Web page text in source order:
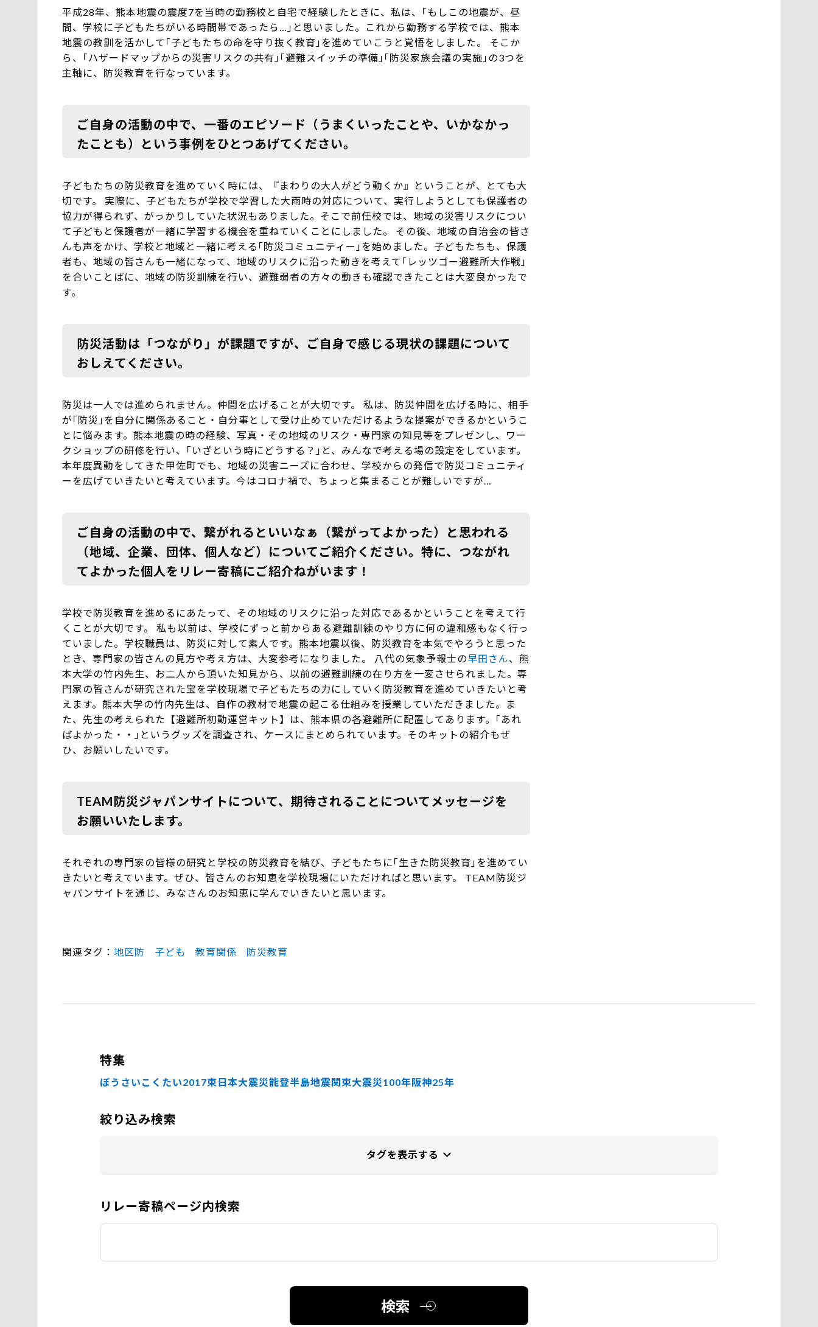
平成28年、熊本地震の震度7を当時の勤務校と自宅で経験したときに、私は、｢もしこの地震が、昼
間、学校に子どもたちがいる時間帯であったら…｣と思いました。これから勤務する学校では、熊本
地震の教訓を活かして｢子どもたちの命を守り抜く教育｣を進めていこうと覚悟をしました。 そこか
ら、｢ハザードマップからの災害リスクの共有｣｢避難スイッチの準備｣｢防災家族会議の実施｣の3つを
主軸に、防災教育を行なっています。
ご自身の活動の中で、一番のエピソード（うまくいったことや、いかなかっ
たことも）という事例をひとつあげてください。
子どもたちの防災教育を進めていく時には、『まわりの大人がどう動くか』ということが、とても大
切です。 実際に、子どもたちが学校で学習した大雨時の対応について、実行しようとしても保護者の
協力が得られず、がっかりしていた状況もありました。そこで前任校では、地域の災害リスクについ
て子どもと保護者が一緒に学習する機会を重ねていくことにしました。 その後、地域の自治会の皆さ
んも声をかけ、学校と地域と一緒に考える｢防災コミュニティー｣を始めました。子どもたちも、保護
者も、地域の皆さんも一緒になって、地域のリスクに沿った動きを考えて｢レッツゴー避難所大作戦｣
を合いことばに、地域の防災訓練を行い、避難弱者の方々の動きも確認できたことは大変良かったで
す。
防災活動は「つながり」が課題ですが、ご自身で感じる現状の課題について
おしえてください。
防災は一人では進められません。仲間を広げることが大切です。 私は、防災仲間を広げる時に、相手
が｢防災｣を自分に関係あること・自分事として受け止めていただけるような提案ができるかというこ
とに悩みます。熊本地震の時の経験、写真・その地域のリスク・専門家の知見等をプレゼンし、ワー
クショップの研修を行い、｢いざという時にどうする？｣と、みんなで考える場の設定をしています。
本年度異動をしてきた甲佐町でも、地域の災害ニーズに合わせ、学校からの発信で防災コミュニティ
ーを広げていきたいと考えています。今はコロナ禍で、ちょっと集まることが難しいですが…
ご自身の活動の中で、繋がれるといいなぁ（繋がってよかった）と思われる
（地域、企業、団体、個人など）についてご紹介ください。特に、つながれ
てよかった個人をリレー寄稿にご紹介ねがいます！
学校で防災教育を進めるにあたって、その地域のリスクに沿った対応であるかということを考えて行
くことが大切です。 私も以前は、学校にずっと前からある避難訓練のやり方に何の違和感もなく行っ
ていました。学校職員は、防災に対して素人です。熊本地震以後、防災教育を本気でやろうと思った
とき、専門家の皆さんの見方や考え方は、大変参考になりました。 八代の気象予報士の早田さん、熊
本大学の竹内先生、お二人から頂いた知見から、以前の避難訓練の在り方を一変させられました。専
門家の皆さんが研究された宝を学校現場で子どもたちの力にしていく防災教育を進めていきたいと考
えます。熊本大学の竹内先生は、自作の教材で地震の起こる仕組みを授業していただきました。ま
た、先生の考えられた【避難所初動運営キット】は、熊本県の各避難所に配置してあります。｢あれ
ばよかった・・｣というグッズを調査され、ケースにまとめられています。そのキットの紹介もぜ
ひ、お願いしたいです。
TEAM防災ジャパンサイトについて、期待されることについてメッセージを
お願いいたします。
それぞれの専門家の皆様の研究と学校の防災教育を結び、子どもたちに｢生きた防災教育｣を進めてい
きたいと考えています。ぜひ、皆さんのお知恵を学校現場にいただければと思います。 TEAM防災ジ
ャパンサイトを通じ、みなさんのお知恵に学んでいきたいと思います。
関連タグ 地区防 子ども 教育関係 防災教育
特集
ぼうさいこくたい2017東日本大震災能登半島地震関東大震災100年阪神25年
絞り込み検索
リレー寄稿ページ内検索
検索